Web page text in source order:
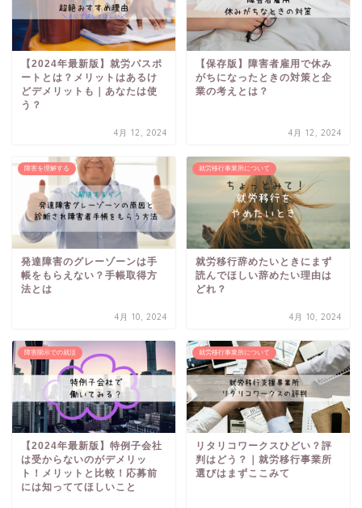
【2024年最新版】就労パスポ
ートとは？メリットはあるけ
どデメリットも｜あなたは使
う？
4月 12, 2024
【保存版】障害者雇用で休み
がちになったときの対策と企
業の考えとは？
4月 12, 2024
障害を理解する
発達障害のグレーゾーンは手
帳をもらえない？手帳取得方
法とは
4月 10, 2024
就労移行事業所について
就労移行辞めたいときにまず
読んでほしい辞めたい理由は
どれ？
4月 10, 2024
障害開示での就活
【2024年最新版】特例子会社
は受からないのがデメリッ
ト！メリットと比較！応募前
には知っててほしいこと
就労移行事業所について
リタリコワークスひどい？評
判はどう？｜就労移行事業所
選びはまずここみて